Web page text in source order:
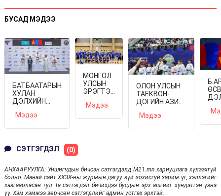
БУСАД МЭДЭЭ
БАТБААТАРЫН
ХУЛАН
ДЭЛХИЙН
БОЛЛОО
Мэдээ
МОНГОЛ
УЛСЫН
ЭРЭГТЭЙ
БАГ ЯПОН
Мэдээ
ОЛОН УЛСЫН
ТАЕКВОН-
ДОГИЙН АЗИ
АВАРГА
Мэдээ
СЭТГЭГДЭЛ (0)
АНХААРУУЛГА: Уншигчдын бичсэн сэтгэгдэлд M21.mn хариуцлага хүлээхгүй
болно. Манай сайт ХХЗХ-ны журмын дагуу зүй зохисгүй зарим үг, хэллэгийг
хязгаарласан тул Та сэтгэгдэл бичихдээ бусдын эрх ашгийг хүндэтгэн үзнэ
үү. Хэм хэмжээ зөрчсөн сэтгэгдлийг админ устгах эрхтэй.